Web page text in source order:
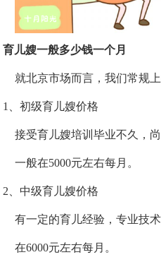
育儿嫂一般多少钱一个月
就北京市场而言，我们常规
1、初级育儿嫂价格
接受育儿嫂培训毕业不久，
一般在5000元左右每月。
2、中级育儿嫂价格
有一定的育儿经验，专业技
在6000元左右每月。